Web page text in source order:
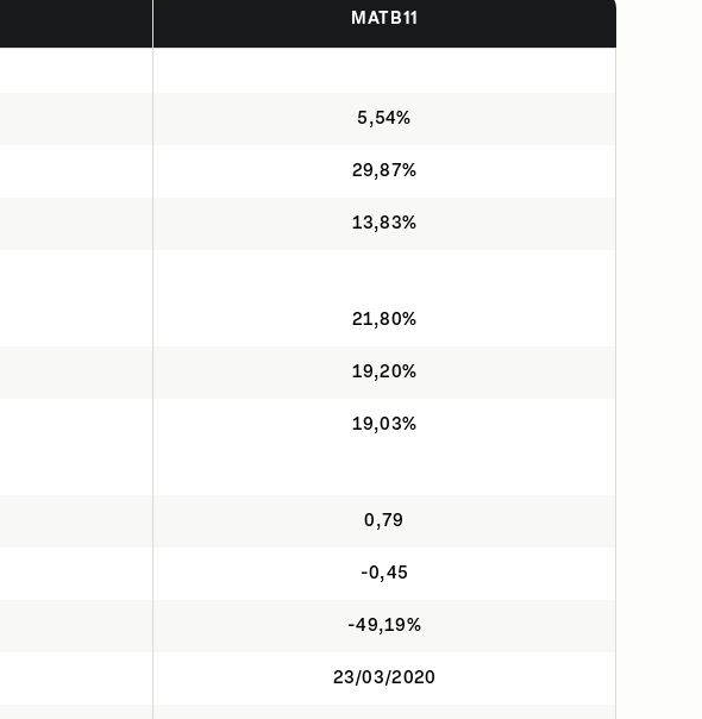
MATB11
5,54%
29,87%
13,83%
21,80%
19,20%
19,03%
0,79
-0,45
-49,19%
23/03/2020